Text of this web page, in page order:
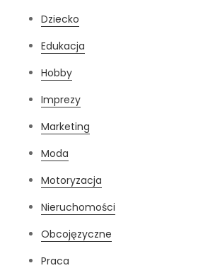
Dziecko
Edukacja
Hobby
Imprezy
Marketing
Moda
Motoryzacja
Nieruchomości
Obcojęzyczne
Praca